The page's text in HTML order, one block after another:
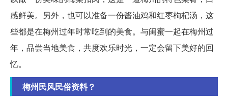
感鲜美。另外，也可以准备一份酱油鸡和红枣枸杞汤，这
些都是在梅州过年时常吃到的美食。与闺蜜一起在梅州过
年，品尝当地美食，共度欢乐时光，一定会留下美好的回
忆。
梅州民风民俗资料？